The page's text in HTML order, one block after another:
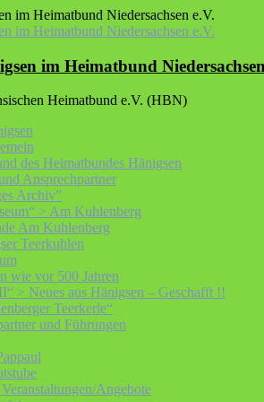
im Heimatbund
Heimatbund e.V. (HBN)
des Heimatbundes Hänigsen
Ansprechpartner
Archiv”
> Am Kuhlenberg
Am Kuhlenberg
Teerkuhlen
wie vor 500 Jahren
> Neues aus Hänigsen – Geschafft !!
Teerkerle“
und Führungen
Angebote